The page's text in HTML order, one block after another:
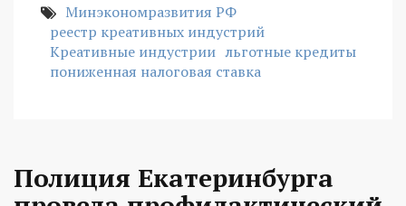
Минэкономразвития РФ
реестр креативных индустрий
Креативные индустрии льготные кредиты
пониженная налоговая ставка
Полиция Екатеринбурга